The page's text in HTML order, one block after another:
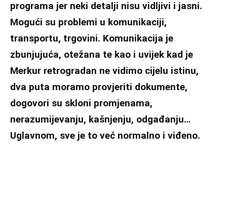
programa jer neki detalji nisu vidljivi i jasni.
Mogući su problemi u komunikaciji,
transportu, trgovini. Komunikacija je
zbunjujuća, otežana te kao i uvijek kad je
Merkur retrogradan ne vidimo cijelu istinu,
dva puta moramo provjeriti dokumente,
dogovori su skloni promjenama,
nerazumijevanju, kašnjenju, odgađanju…
Uglavnom, sve je to već normalno i viđeno.